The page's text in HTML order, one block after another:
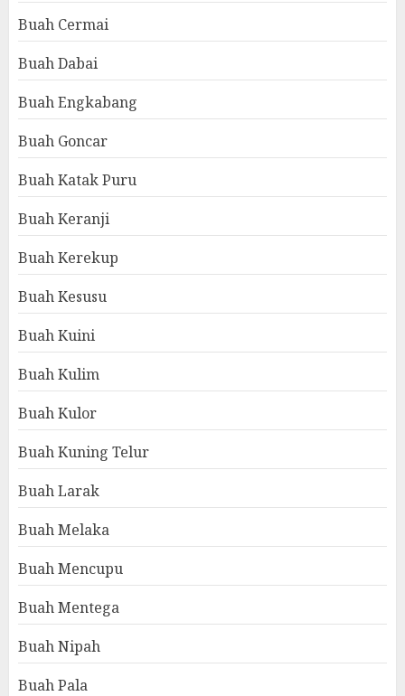
Buah Cermai
Buah Dabai
Buah Engkabang
Buah Goncar
Buah Katak Puru
Buah Keranji
Buah Kerekup
Buah Kesusu
Buah Kuini
Buah Kulim
Buah Kulor
Buah Kuning Telur
Buah Larak
Buah Melaka
Buah Mencupu
Buah Mentega
Buah Nipah
Buah Pala